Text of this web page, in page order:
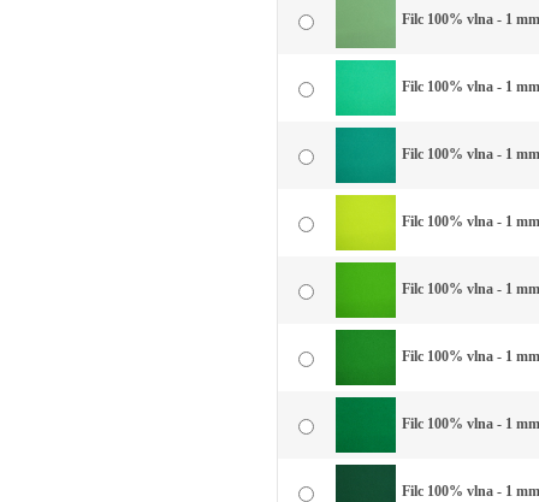
Filc 100% vlna - 1
Filc 100% vlna - 1
Filc 100% vlna - 1
Filc 100% vlna - 1
Filc 100% vlna - 1
Filc 100% vlna - 1
Filc 100% vlna - 1
Filc 100% vlna - 1